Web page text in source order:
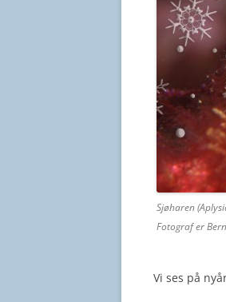
Sjøharen
Fotograf er
Vi ses på